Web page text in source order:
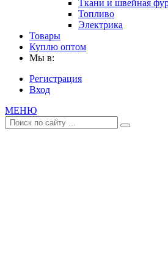
Ткани и швейная
Топливо
Электрика
Товары
Куплю оптом
Мы в:
Регистрация
Вход
МЕНЮ